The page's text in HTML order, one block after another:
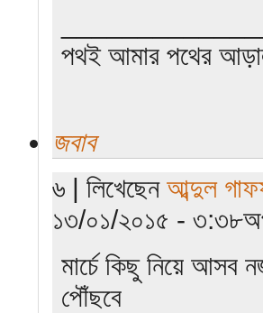
পথই আমার পথের
জবাব
৬ | লিখেছেন আব্দুল
১৩/০১/২০১৫ -
মার্চে কিছু নিয়ে
পৌঁছবে